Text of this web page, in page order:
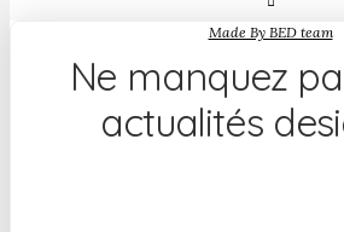
Made By BED team
Ne manquez
actualités